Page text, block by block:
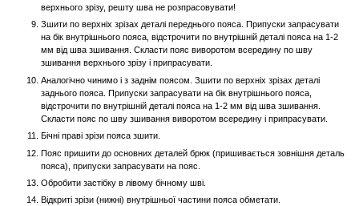
верхнього зрізу, решту шва не розпрасовувати!
Зшити по верхніх зрізах деталі переднього пояса. Припуски запрасувати
на бік внутрішнього пояса, відстрочити по внутрішній деталі пояса на 1-2
мм від шва зшивання. Скласти пояс виворотом всередину по шву
зшивання верхнього зрізу і припрасувати.
Аналогічно чинимо і з заднім поясом. Зшити по верхніх зрізах деталі
заднього пояса. Припуски запрасувати на бік внутрішнього пояса,
відстрочити по внутрішній деталі пояса на 1-2 мм від шва зшивання.
Скласти пояс по шву зшивання виворотом всередину і припрасувати.
Бічні праві зрізи пояса зшити.
Пояс пришити до основних деталей брюк (пришивається зовнішня деталь
пояса), припуски запрасувати на пояс.
Обробити застібку в лівому бічному шві.
Відкриті зрізи (нижні) внутрішньої частини пояса обметати.